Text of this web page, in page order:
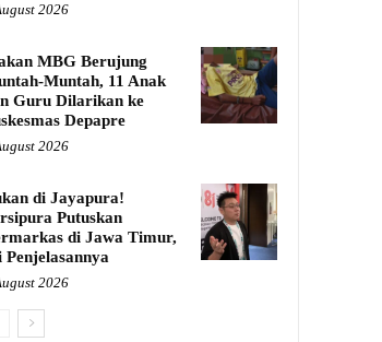
2026
MBG Berujung
Muntah, 11 Anak
Guru Dilarikan ke
Depapre
2026
di Jayapura!
Putuskan
di Jawa Timur,
Penjelasannya
2026